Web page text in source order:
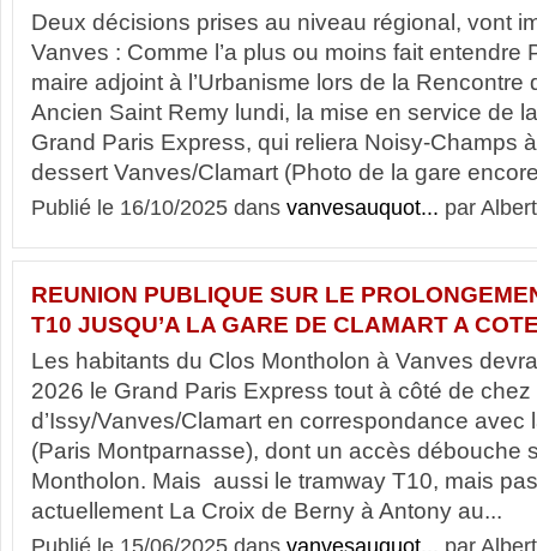
Deux décisions prises au niveau régional, vont
Vanves : Comme l’a plus ou moins fait entendre
maire adjoint à l’Urbanisme lors de la Rencontre
Ancien Saint Remy lundi, la mise en service de
Grand Paris Express, qui reliera Noisy-Champs
dessert Vanves/Clamart (Photo de la gare
Publié le 16/10/2025 dans vanvesauquot... par
REUNION PUBLIQUE SUR LE
T10 JUSQU’A LA GARE DE CLAMART A
Les habitants du Clos Montholon à Vanves
2026 le Grand Paris Express tout à côté de
d’Issy/Vanves/Clamart en correspondance avec
(Paris Montparnasse), dont un accès débouche
Montholon. Mais aussi le tramway T10, mais
actuellement La Croix de Berny à Antony au...
Publié le 15/06/2025 dans vanvesauquot... par